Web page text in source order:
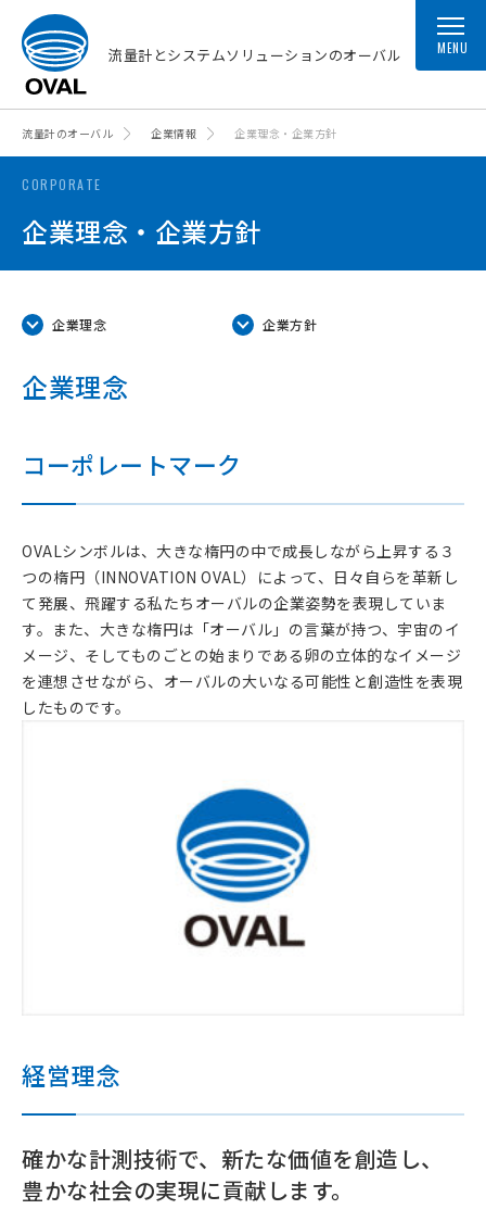
流量計とシステムソリューションのオーバル MENU
流量計のオーバル 企業情報 企業理念・企業方針
CORPORATE
企業理念・企業方針
企業理念 企業方針
企業理念
コーポレートマーク
OVALシンボルは、大きな楕円の中で成長しながら上昇する３
つの楕円（INNOVATION OVAL）によって、日々自らを革新し
て発展、飛躍する私たちオーバルの企業姿勢を表現していま
す。また、大きな楕円は「オーバル」の言葉が持つ、宇宙のイ
メージ、そしてものごとの始まりである卵の立体的なイメージ
を連想させながら、オーバルの大いなる可能性と創造性を表現
したものです。
経営理念
確かな計測技術で、新たな価値を創造し、
豊かな社会の実現に貢献します。